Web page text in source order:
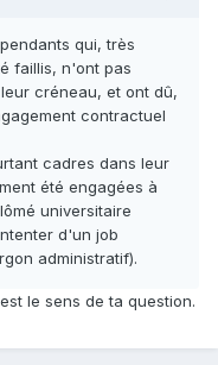
qui, très
faillis, n'ont pas
créneau, et ont dû,
contractuel
cadres dans leur
été engagées à
universitaire
d'un job
administratif).
le sens de ta question.